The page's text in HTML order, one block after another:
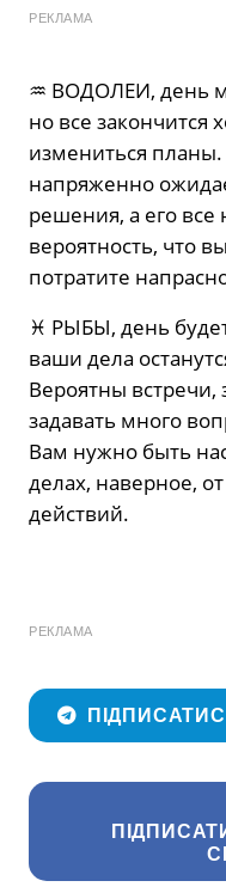
РЕКЛАМА
♒️ ВОДОЛЕИ, день
но все закончится
измениться
напряженно
решения, а его
вероятность, что
потратите
♓️ РЫБЫ, день
ваши дела
Вероятны встречи,
задавать много
Вам нужно быть
делах, наверное,
действий.
РЕКЛАМА